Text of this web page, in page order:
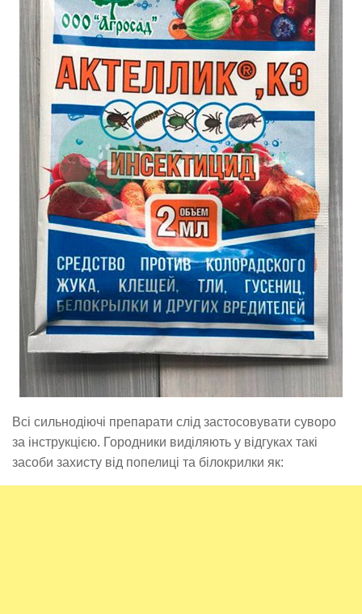
Всі сильнодіючі препарати слід застосовувати суворо
за інструкцією. Городники виділяють у відгуках такі
засоби захисту від попелиці та білокрилки як: